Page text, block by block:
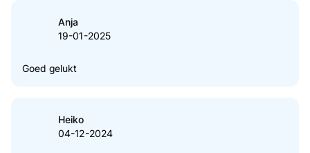
Anja
19-01-2025
Goed gelukt
Heiko
04-12-2024